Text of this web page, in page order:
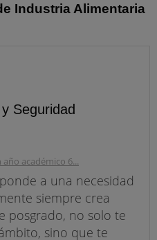
Industria Alimentaria
Seguridad
año académico 6...
a una necesidad
siempre crea
posgrado, no solo te
sino que te